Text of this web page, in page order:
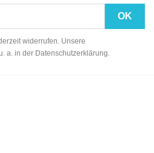
widerrufen. Unsere
a. in der Datenschutzerklärung.